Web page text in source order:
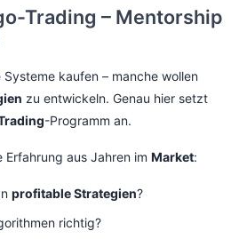
Trading – Mentorship
kaufen – manche wollen
zu entwickeln. Genau hier setzt
-Programm an.
Erfahrung aus Jahren im Market:
profitable Strategien?
richtig?